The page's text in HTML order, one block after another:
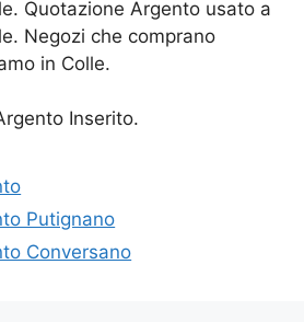
Quotazione Argento usato a
Negozi che comprano
in Colle.
Inserito.
Putignano
Conversano